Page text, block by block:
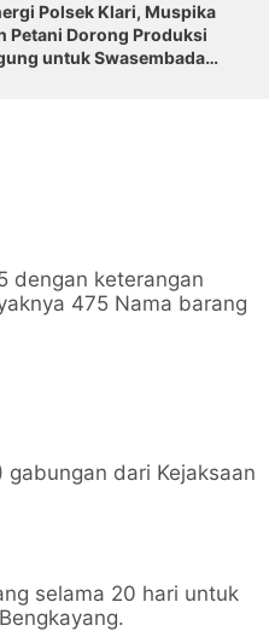
Polsek Klari, Muspika
Petani Dorong Produksi
untuk Swasembada
dengan keterangan
475 Nama barang
dari Kejaksaan
selama 20 hari untuk